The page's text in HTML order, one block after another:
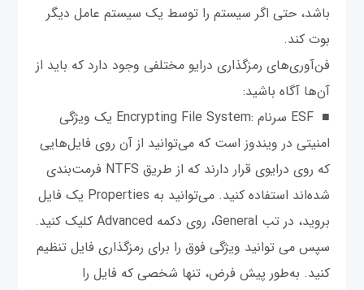
باشد، حتی اگر سیستم را توسط یک سیستم عامل دیگر
بوت کند.
فن‌آوری‌های رمزگذاری درایو مختلفی وجود دارد که باید از
آن‌ها آگاه باشید:
■ ESF سرنام :Encrypting File System یک ویژگی
امنیتی در ویندوز است که می‌توانید از آن روی فایل‌هایی
که روی درایوی قرار دارند که از طریق NTFS فرمت‌بندی
شده‌اند استفاده کنید. می‌توانید به Properties یک فایل
بروید، در تب General، روی دکمه Advanced کلیک کنید.
سپس می توانید ویژگی فوق را برای رمزگذاری فایل تنظیم
کنید. به‌طور پیش فرض، تنها شخصی که فایل را